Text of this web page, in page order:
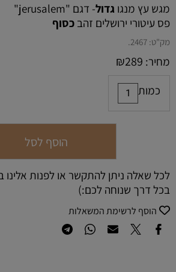
מגש עץ מנגו גדול- דגם "jerusalem"
פס עיטורי ירושלים זהב כסוף
מק"ט: 2467.
מחיר: ₪289
כמות
הוסף לסל
לכל שאלה ניתן להתקשר או לפנות
בכל דרך שנוחה לכם:)
הוסף לרשימת המשאלות